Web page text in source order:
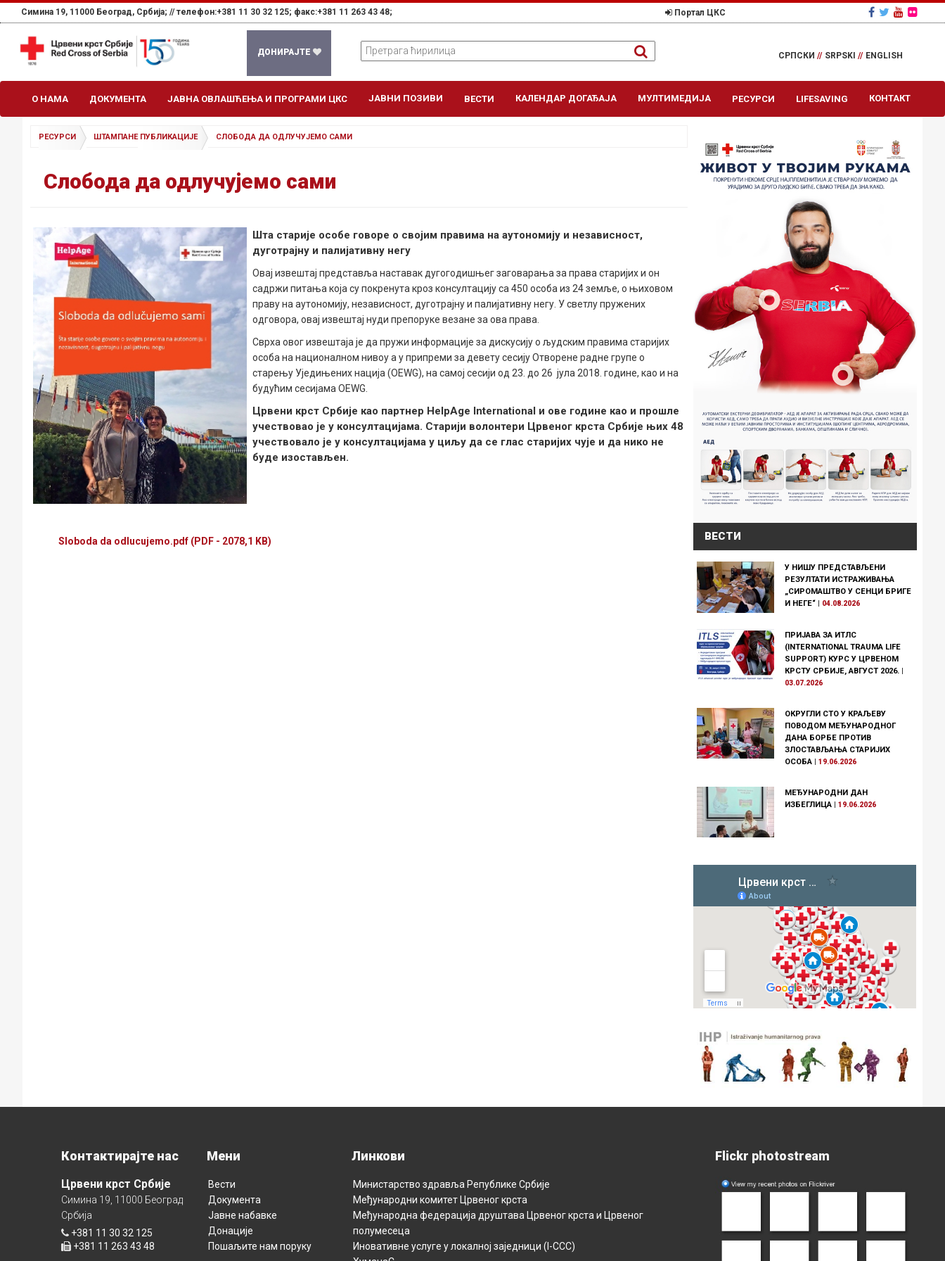
Симина 19, 11000 Београд, Србија; // телефон:+381 11 30 32 125; факс:+381 11 263 43 48; Портал ЦКС
ДОНИРАЈТЕ СРПСКИ // SRPSKI // ENGLISH
О НАМА ДОКУМЕНТА ЈАВНА ОВЛАШЋЕЊА И ПРОГРАМИ ЦКС ЈАВНИ ПОЗИВИ ВЕСТИ КАЛЕНДАР ДОГАЂАЈА МУЛТИМЕДИЈА РЕСУРСИ LIFESAVING КОНТАКТ
РЕСУРСИ ШТАМПАНЕ ПУБЛИКАЦИЈЕ СЛОБОДА ДА ОДЛУЧУЈЕМО САМИ
Слобода да одлучујемо сами
Шта старије особе говоре о својим правима на аутономију и независност,
дуготрајну и палијативну негу
Овај извештај представља наставак дугогодишњег заговарања за права старијих и он
садржи питања која су покренута кроз консултацију са 450 особа из 24 земље, о њиховом
праву на аутономију, независност, дуготрајну и палијативну негу. У светлу пружених
одговора, овај извештај нуди препоруке везане за ова права.
Сврха овог извештаја је да пружи информације за дискусију о људским правима старијих
особа на националном нивоу а у припреми за девету сесију Отворене радне групе о
старењу Уједињених нација (OEWG), на самој сесији од 23. до 26 јула 2018. године, као и на
будућим сесијама OEWG.
Црвени крст Србије као партнер HelpAge International и ове године као и прошле
учествовао је у консултацијама. Старији волонтери Црвеног крста Србије њих 48
учествовало је у консултацијама у циљу да се глас старијих чује и да нико не
буде изостављен.
Sloboda da odlucujemo.pdf (PDF - 2078,1 KB) ВЕСТИ
У НИШУ ПРЕДСТАВЉЕНИ
РЕЗУЛТАТИ ИСТРАЖИВАЊА
„СИРОМАШТВО У СЕНЦИ БРИГЕ
И НЕГЕ“
04.08.2026
ПРИЈАВА ЗА ИТЛС
(INTERNATIONAL TRAUMA LIFE
SUPPORT) КУРС У ЦРВЕНОМ
КРСТУ СРБИЈЕ, АВГУСТ 2026. |
03.07.2026
ОКРУГЛИ СТО У КРАЉЕВУ
ПОВОДОМ МЕЂУНАРОДНОГ
ДАНА БОРБЕ ПРОТИВ
ЗЛОСТАВЉАЊА СТАРИЈИХ
ОСОБА |19.06.2026
МЕЂУНАРОДНИ ДАН
ИЗБЕГЛИЦА |19.06.2026
Контактирајте нас
Црвени крст Србије
Симина 19, 11000 Београд
Србија
+381 11 30 32 125
+381 11 263 43 48
Мени
Вести
Документа
Јавне набавке
Донације
Пошаљите нам поруку
Линкови
Министарство здравља Републикe Србијe
Међународни комитет Црвеног крста
Међународна федерација друштава Црвеног крста и Црвеног
полумесецa
Иновативне услуге у локалној заједници (I-CCC)
Flickr photostream